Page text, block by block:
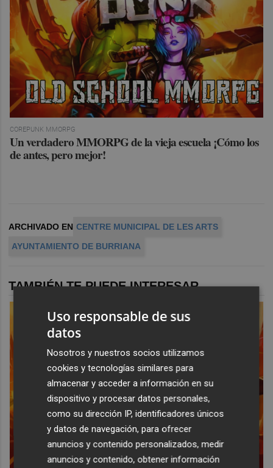
COREPUNK MMORPG
Un verdadero MMORPG de la vieja escuela ¡Cómo los
de antes, pero mejor!
ARCHIVADO EN CENTRE MUNICIPAL DE LES ARTS
AYUNTAMIENTO DE BURRIANA
TAMBIÉN TE PUEDE INTERESAR
Uso responsable de sus
datos
Nosotros y nuestros socios utilizamos
cookies y tecnologías similares para
almacenar y acceder a información en su
dispositivo y procesar datos personales,
como su dirección IP, identificadores únicos
y datos de navegación, para ofrecer
anuncios y contenido personalizados, medir
anuncios y contenido, obtener información